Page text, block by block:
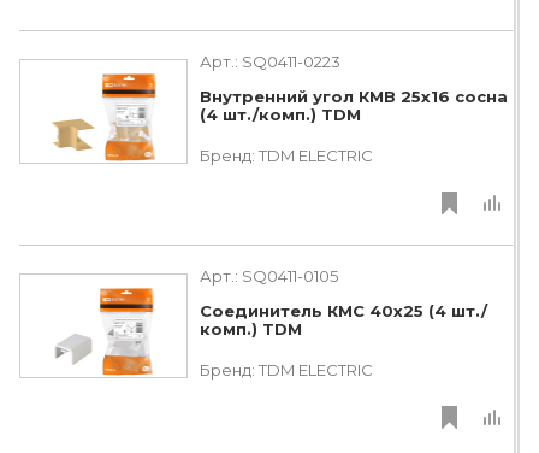
Арт.: SQ0411-0223
Внутренний угол КМВ 25х16 сосна
(4 шт./комп.) TDM
Бренд: TDM ЕLECTRIC
Арт.: SQ0411-0105
Соединитель КМС 40x25 (4 шт./
комп.) TDM
Бренд: TDM ЕLECTRIC